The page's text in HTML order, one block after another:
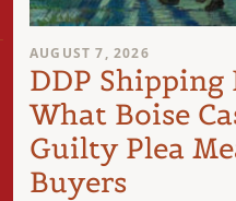
AUGUST 7, 2026
DDP Shipping
What Boise
Guilty Plea
Buyers